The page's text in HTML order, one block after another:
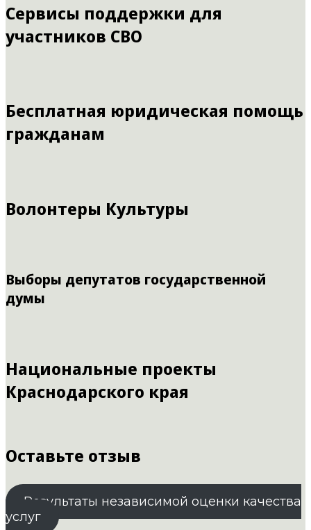
Сервисы поддержки для
участников СВО
Бесплатная юридическая помощь
гражданам
Волонтеры Культуры
Выборы депутатов государственной
думы
Национальные проекты
Краснодарского края
Оставьте отзыв
Результаты независимой оценки качества
услуг